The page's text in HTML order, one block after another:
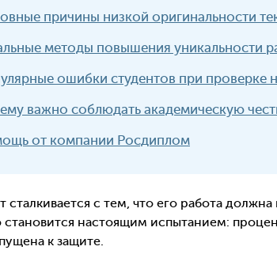
причины низкой оригинальности
методы повышения уникальности
ошибки студентов при проверке
важно соблюдать академическую
от компании Росдиплом
сталкивается с тем, что его работа
настоящим испытанием:
к защите.